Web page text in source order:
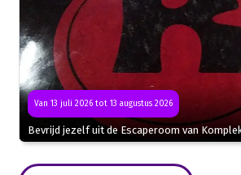
Van 13 juli 2026 tot 13 augustus 2026
Bevrijd jezelf uit de Escaperoom van